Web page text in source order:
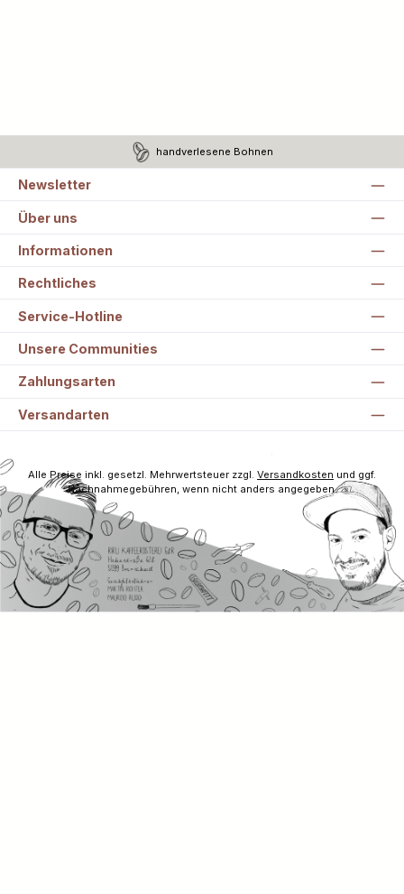
handverlesene Bohnen
Newsletter
Über uns
Informationen
Rechtliches
Service-Hotline
Unsere Communities
Zahlungsarten
Versandarten
Alle Preise inkl. gesetzl. Mehrwertsteuer zzgl. Versandkosten und ggf.
Nachnahmegebühren, wenn nicht anders angegeben.